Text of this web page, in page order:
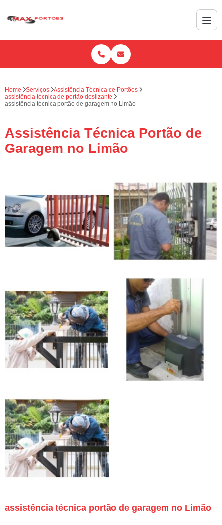
Home Serviços
Assistência Técnica de Portões
assistência técnica de portão deslizante
assistência técnica portão de garagem no Limão
Assistência Técnica Portão de
Garagem no Limão
assistência técnica portão de garagem no Limão